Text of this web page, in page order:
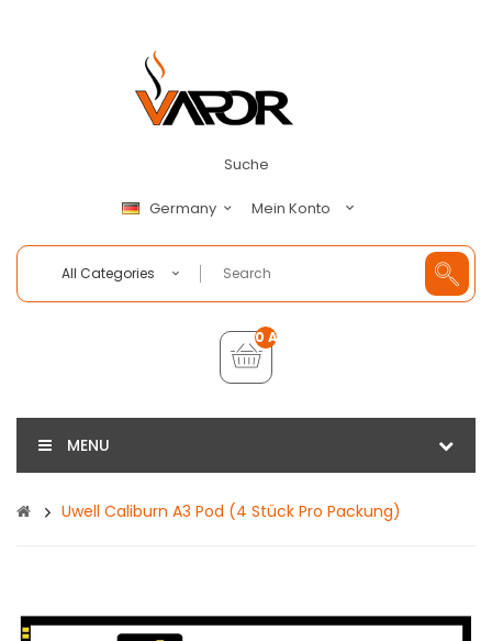
Suche
Germany Mein Konto
All Categories
0 Artikel - €0,00
MENU
Uwell Caliburn A3 Pod (4 Stück Pro Packung)